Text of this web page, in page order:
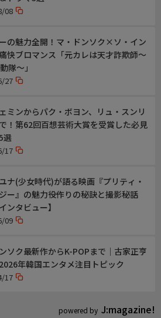
る董卓は、皇帝が密かに趙安と李全に
と青こう剣を手に入れんと常山郡に兵
ろうとした趙安は命を落とす。趙安の
こう剣を持ち、真定県にいる父の弟弟
、夏侯軽衣と恋に落ち、軽衣の許婚で
る高則と出会う。李全のもとで武芸の
となる劉備と出会い…。
powered by J:magazine!
08
の魅力全開！マ・ドンソク×ソ・イン
快ブロマンス「元カレは天才詐欺師〜
隊〜」
27
ミンからパク・ボヨン、リュ・スンリ
！第62回百想芸術大賞を受賞した必見
選
17
ナ(少女時代)が語る映画『プリティ・
ー』の魅力――役作りの秘訣と撮影秘話
ンタビュー】
09
ソク最新作からK-POPまで｜古家正亨
年韓国エンタメ注目トピック
17